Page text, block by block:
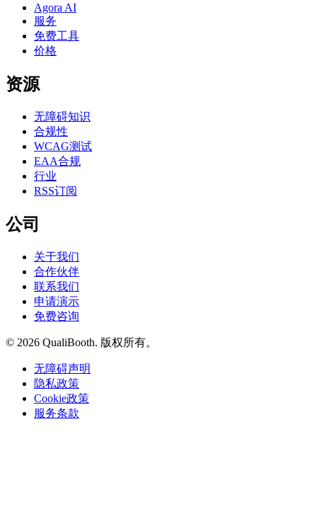
Agora AI
服务
免费工具
价格
资源
无障碍知识
合规性
WCAG测试
EAA合规
行业
RSS订阅
公司
关于我们
合作伙伴
联系我们
申请演示
免费咨询
© 2026 QualiBooth. 版权所有。
无障碍声明
隐私政策
Cookie政策
服务条款